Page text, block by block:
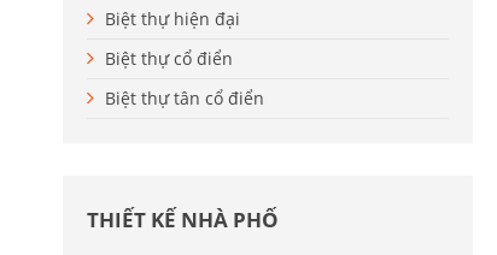
Biệt thự hiện đại
Biệt thự cổ điển
Biệt thự tân cổ điển
THIẾT KẾ NHÀ PHỐ